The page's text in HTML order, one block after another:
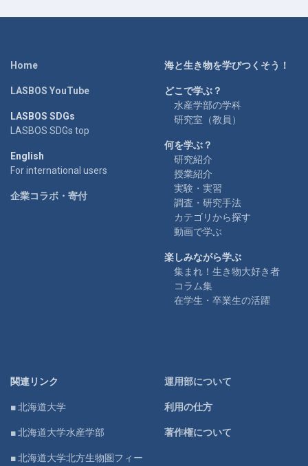
Home
LASBOS YouTube
LASBOS SDGs
LASBOS SDGs top
English
For international users
企業コラボ・寄付
海と生き物を学びつくそう！
どこで学ぶ？
水産学部の学科
研究室（教員）
何を学ぶ？
研究紹介
授業紹介
実験・実習
調査・研究手法
カテゴリから探す
動画で学ぶ
楽しみながら学ぶ
集まれ！生き物大好き者
コラム集
在学生・卒業生の活躍
関連リンク
■ 北海道大学
■ 北海道大学水産学部
■ 北海道大学北方生物圏フィー
運用部について
利用の仕方
著作権について